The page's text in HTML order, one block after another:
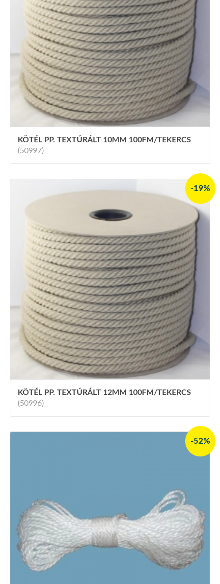
KÖTÉL PP. TEXTÚRÁLT 10MM 100FM/TEKERCS
(50997)
-19%
KÖTÉL PP. TEXTÚRÁLT 12MM 100FM/TEKERCS
(50996)
-52%